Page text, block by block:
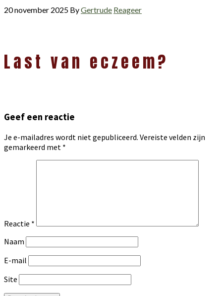
20 november 2025 ByGertrude Reageer
Interacties
Last van eczeem?
Geef een reactie
Je e-mailadres wordt niet gepubliceerd. Vereiste velden zijn
gemarkeerd met *
Reactie *
Naam
E-mail
Site